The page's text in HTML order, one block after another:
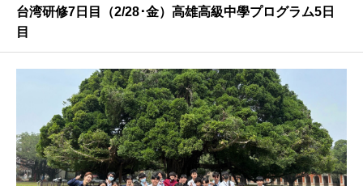
台湾研修7日目（2/28･金）高雄高級中學プログラム5日
目